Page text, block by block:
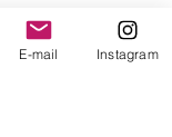
E-mail Instagram